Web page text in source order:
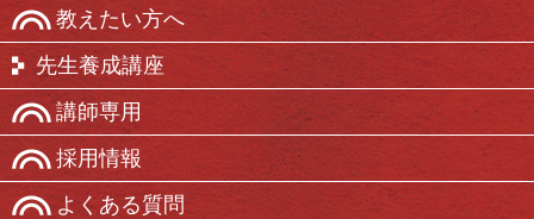
教えたい方へ
先生養成講座
講師専用
採用情報
よくある質問